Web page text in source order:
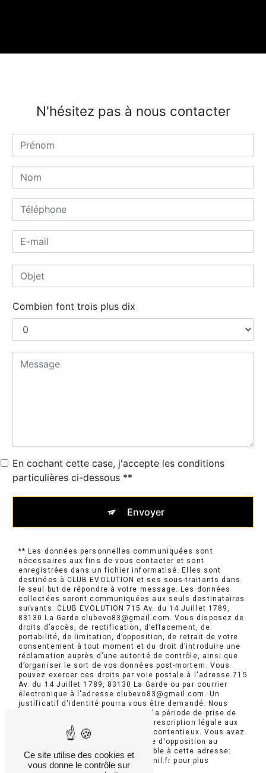
N'hésitez pas à nous contacter
Combien font trois plus dix
En cochant cette case, j'accepte les conditions
particulières ci-dessous **
Envoyer
** Les données personnelles communiquées sont
nécessaires aux fins de vous contacter et sont
enregistrées dans un fichier informatisé. Elles sont
destinées à CLUB EVOLUTION et ses sous-traitants dans
le seul but de répondre à votre message. Les données
collectées seront communiquées aux seuls destinataires
suivants: CLUB EVOLUTION 715 Av. du 14 Juillet 1789,
83130 La Garde clubevo83@gmail.com. Vous disposez de
droits d’accès, de rectification, d’effacement, de
portabilité, de limitation, d’opposition, de retrait de votre
consentement à tout moment et du droit d’introduire une
réclamation auprès d’une autorité de contrôle, ainsi que
d’organiser le sort de vos données post-mortem. Vous
pouvez exercer ces droits par voie postale à l'adresse 715
Av. du 14 Juillet 1789, 83130 La Garde ou par courrier
électronique à l'adresse clubevo83@gmail.com. Un
justificatif d'identité pourra vous être demandé. Nous
conservons vos données pendant la période de prise de
contact puis pendant la durée de prescription légale aux
fins probatoires et de gestion des contentieux. Vous avez
le droit de vous inscrire sur la liste d'opposition au
démarchage téléphonique, disponible à cette adresse:
Bloctel.gouv.fr. Consultez le site cnil.fr pour plus
d’informations sur vos droits.
Ce site utilise des cookies et
vous donne le contrôle sur